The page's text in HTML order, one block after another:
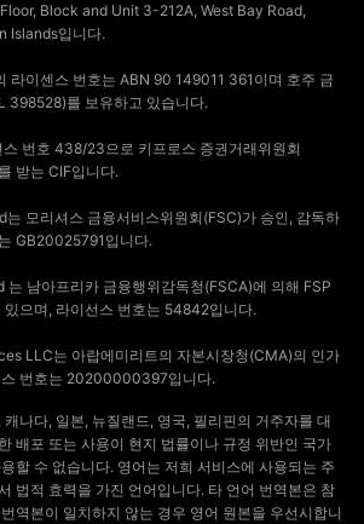
Block and Unit 3-212A, West Bay Road,
Islands입니다.
라이센스 번호는 ABN 90 149011 361이며 호주 금
398528)를 보유하고 있습니다.
번호 438/23으로 키프로스 증권거래위원회
받는 CIF입니다.
모리셔스 금융서비스위원회(FSC)가 승인, 감독하
GB20025791입니다.
남아프리카 금융행위감독청(FSCA)에 의해 FSP
있으며, 라이선스 번호는 54842입니다.
LLC는 아랍에미리트의 자본시장청(CMA)의 인가
스 번호는 20200000397입니다.
나다, 일본, 뉴질랜드, 영국, 필리핀의 거주자를 대
배포 또는 사용이 현지 법률이나 규정 위반인 국가
할 수 없습니다. 영어는 저희 서비스에 사용되는 주
법적 효력을 가진 언어입니다. 타 언어 번역본은 참
역본이 일치하지 않는 경우 영어 원본을 우선시합니